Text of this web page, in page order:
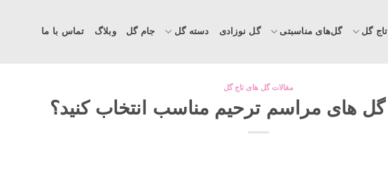
تاج گل گل‌های مناسبتی گل نوزادی دسته گل جام گل وبلاگ تماس با ما
مقالات گل های تاج گل
گل‌ های مراسم ترحیم مناسب انتخاب کنید؟